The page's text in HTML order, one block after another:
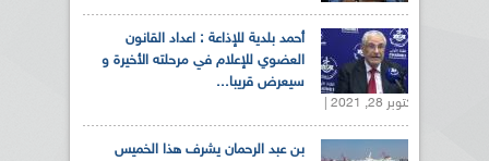
أحمد بلدية للإذاعة : اعداد القانون
العضوي للإعلام في مرحلته الأخيرة و
سيعرض قريبا...
أكتوبر 28, 2021 |
بن عبد الرحمان يشرف هذا الخميس